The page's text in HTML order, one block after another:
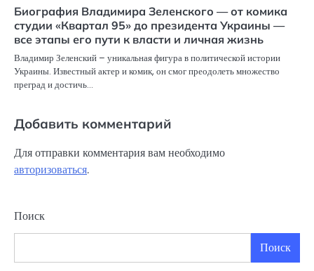
Биография Владимира Зеленского — от комика
студии «Квартал 95» до президента Украины —
все этапы его пути к власти и личная жизнь
Владимир Зеленский – уникальная фигура в политической истории
Украины. Известный актер и комик, он смог преодолеть множество
преград и достичь…
Добавить комментарий
Для отправки комментария вам необходимо
авторизоваться.
Поиск
Поиск